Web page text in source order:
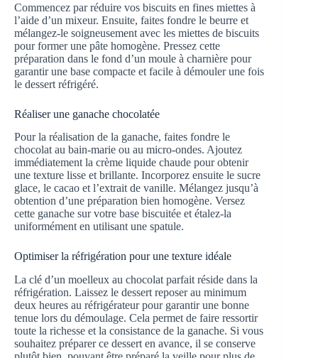
Commencez par réduire vos biscuits en fines miettes à
l’aide d’un mixeur. Ensuite, faites fondre le beurre et
mélangez-le soigneusement avec les miettes de biscuits
pour former une pâte homogène. Pressez cette
préparation dans le fond d’un moule à charnière pour
garantir une base compacte et facile à démouler une fois
le dessert réfrigéré.
Réaliser une ganache chocolatée
Pour la réalisation de la ganache, faites fondre le
chocolat au bain-marie ou au micro-ondes. Ajoutez
immédiatement la crème liquide chaude pour obtenir
une texture lisse et brillante. Incorporez ensuite le sucre
glace, le cacao et l’extrait de vanille. Mélangez jusqu’à
obtention d’une préparation bien homogène. Versez
cette ganache sur votre base biscuitée et étalez-la
uniformément en utilisant une spatule.
Optimiser la réfrigération pour une texture idéale
La clé d’un moelleux au chocolat parfait réside dans la
réfrigération. Laissez le dessert reposer au minimum
deux heures au réfrigérateur pour garantir une bonne
tenue lors du démoulage. Cela permet de faire ressortir
toute la richesse et la consistance de la ganache. Si vous
souhaitez préparer ce dessert en avance, il se conserve